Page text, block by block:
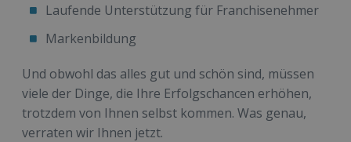
Laufende Unterstützung für Franchisenehmer
Markenbildung
Und obwohl das alles gut und schön sind, müssen
viele der Dinge, die Ihre Erfolgschancen erhöhen,
trotzdem von Ihnen selbst kommen. Was genau,
verraten wir Ihnen jetzt.